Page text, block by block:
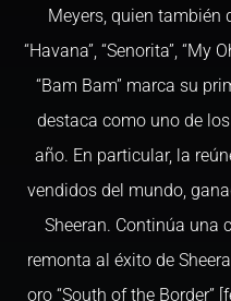
Meyers, quien también
“Havana”, “Senorita”, “My
“Bam Bam” marca su
destaca como uno de
año. En particular, la
vendidos del mundo,
Sheeran. Continúa una
remonta al éxito de
oro “South of the Border”